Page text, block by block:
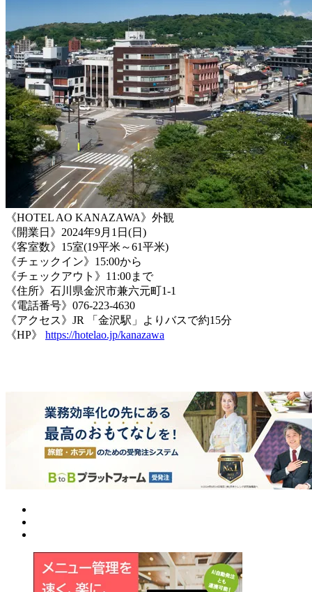
《HOTEL AO KANAZAWA》外観
《開業日》2024年9月1日(日)
《客室数》15室(19平米～61平米)
《チェックイン》15:00から
《チェックアウト》11:00まで
《住所》石川県金沢市兼六元町1-1
《電話番号》076-223-4630
《アクセス》JR 「金沢駅」よりバスで約15分
《HP》 https://hotelao.jp/kanazawa